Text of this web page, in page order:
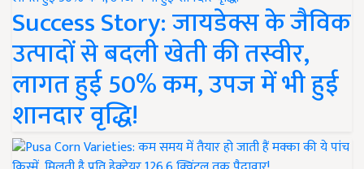
Success Story: जायडेक्स के जैविक
उत्पादों से बदली खेती की तस्वीर,
लागत हुई 50% कम, उपज में भी हुई
शानदार वृद्धि!